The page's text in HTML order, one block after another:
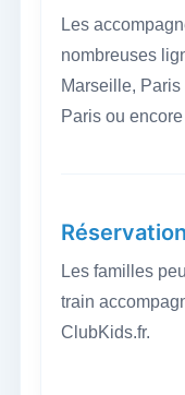
Les
nombreuses
Marseille,
Paris ou
Les familles
train
ClubKids.fr.